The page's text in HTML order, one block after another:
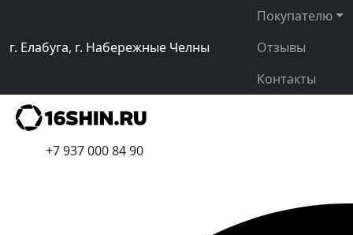
г. Елабуга, г. Набережные Челны
Покупателю
Отзывы
Контакты
+7 937 000 84 90